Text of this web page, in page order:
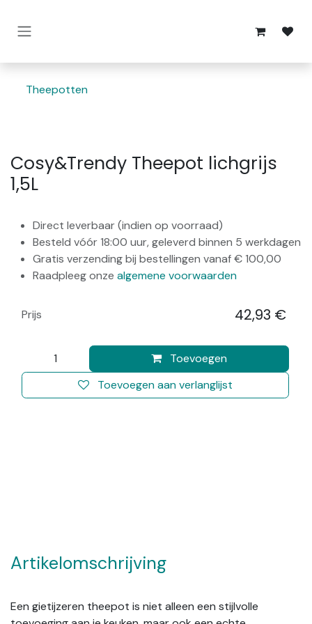
Theepotten
Cosy&Trendy Theepot lichgrijs
1,5L
Direct leverbaar (indien op voorraad)
Besteld vóór 18:00 uur, geleverd binnen 5 werkdagen
Gratis verzending bij bestellingen vanaf € 100,00
Raadpleeg onze algemene voorwaarden
Toevoegen
Toevoegen aan verlanglijst
Prijs 42,93 €
Artikelomschrijving
Een gietijzeren theepot is niet alleen een stijlvolle